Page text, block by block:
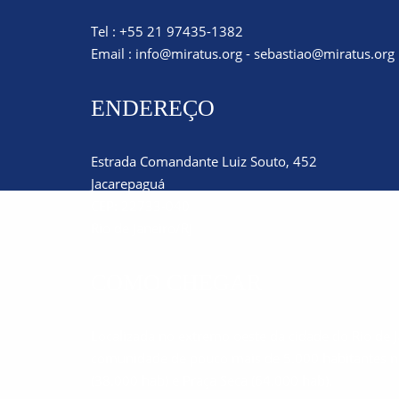
Tel : +55 21 97435-1382
Email : info@miratus.org - sebastiao@miratus.org
ENDEREÇO
Estrada Comandante Luiz Souto, 452
Jacarepaguá